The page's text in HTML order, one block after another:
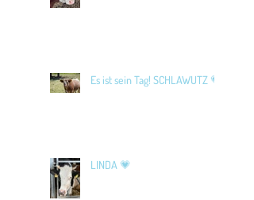
Es ist sein Tag! SCHLAWUTZ 💗
LINDA 💗